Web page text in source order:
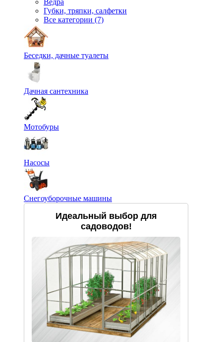
Ведра
Губки, тряпки, салфетки
Все категории (7)
Беседки, дачные туалеты
Дачная сантехника
Мотобуры
Насосы
Снегоуборочные машины
Идеальный выбор для
садоводов!